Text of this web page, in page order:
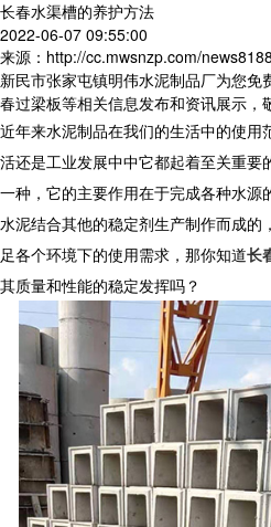
长春水渠槽的养护方法
2022-06-07 09:55:00
来源：http://cc.mwsnzp.com/
新民市张家屯镇明伟水泥制品厂为您免
春过梁板等相关信息发布和资讯展示，
近年来水泥制品在我们的生活中的使用
活还是工业发展中中它都起着至关重要
一种，它的主要作用在于完成各种水源
水泥结合其他的稳定剂生产制作而成
足各个环境下的使用需求，那你知道长
其质量和性能的稳定发挥吗？